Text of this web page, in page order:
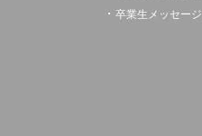
卒業生メッセージ